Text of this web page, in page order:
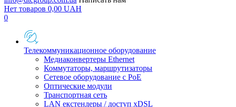
Нет товаров 0,00 UAH
0
Телекоммуникационное оборудование
Медиаконвертеры Ethernet
Коммутаторы, маршрутизаторы
Сетевое оборудование с PoE
Оптические модули
Транспортная сеть
LAN екстендеры / доступ xDSL